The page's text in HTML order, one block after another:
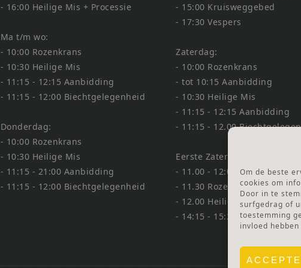
Om de beste
cookies om
Door in te
surfgedrag of
toestemming
invloed
- 16:00 Heilige Mis + Processie
Ma t/m wo:
- 10:00 Rozenkrans
- 10:30 Heilige Mis
- 11:15 - 12:15 Aanbidding
- 11:15 - 12:00 Biechtgelegenheid
Donderdag:
- 10:00 Rozenkrans
- 10:30 Heilige Mis
- 11:15 - 21:00 Aanbidding
- 11:15 - 12:00 Biechtgelegenheid
- 15:00 Kruisweggebed
- 17:30 Vespers
Zaterdag:
- 10:00 Rozenkrans
- tot 10:15 Aanbidding
- 10:30 Heilige Mis
- 11:15 - 12:15 Aanbidding
- 11:15 - 12.00
Eerste Zaterdag Bedevaart:
- 11.00 - 12:00
- 11.30 Rozenkrans
- 12.00 Heilige Mis
- 14:15 - 15:30 Aanbidding &